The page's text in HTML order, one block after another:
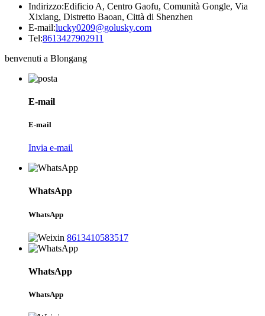
Indirizzo:Edificio A, Centro Gaofu, Comunità Gongle, Via
Xixiang, Distretto Baoan, Città di Shenzhen
E-mail:lucky0209@golusky.com
Tel:8613427902911
benvenuti a Blongang
E-mail
E-mail
Invia e-mail
WhatsApp
WhatsApp
8613410583517
WhatsApp
WhatsApp